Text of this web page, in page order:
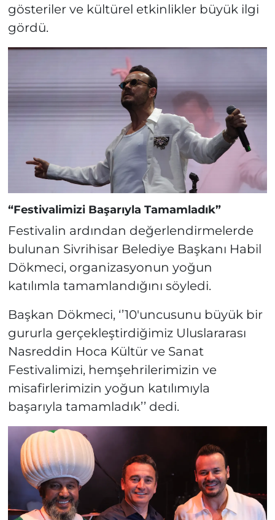
gösteriler ve kültürel etkinlikler büyük ilgi
gördü.
“Festivalimizi Başarıyla Tamamladık”
Festivalin ardından değerlendirmelerde
bulunan Sivrihisar Belediye Başkanı Habil
Dökmeci, organizasyonun yoğun
katılımla tamamlandığını söyledi.
Başkan Dökmeci, ‘’10'uncusunu büyük bir
gururla gerçekleştirdiğimiz Uluslararası
Nasreddin Hoca Kültür ve Sanat
Festivalimizi, hemşehrilerimizin ve
misafirlerimizin yoğun katılımıyla
başarıyla tamamladık’’ dedi.